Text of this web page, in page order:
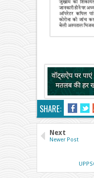
SHARE:
Next
Newer Post